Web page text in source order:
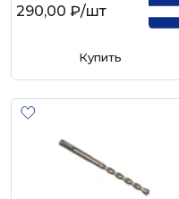
290,00 ₽/шт
Купить